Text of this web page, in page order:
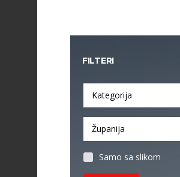
FILTERI
Kategorija
Županija
Samo sa slikom